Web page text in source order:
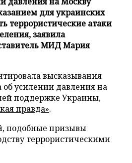
для украинских
террористические атаки
заявила
МИД Мария
высказывания
усилении давления на
поддержке Украины,
правда».
подобные призывы
террористическими